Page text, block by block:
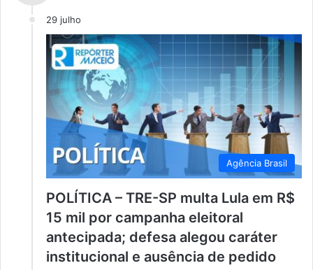
29 julho
Agência Brasil
POLÍTICA – TRE-SP multa Lula em R$
15 mil por campanha eleitoral
antecipada; defesa alegou caráter
institucional e ausência de pedido